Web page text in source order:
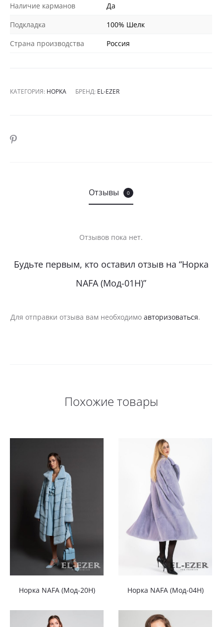
Наличие карманов
Да
Подкладка
100% Шелк
Страна производства
Россия
КАТЕГОРИЯ: НОРКА БРЕНД: EL-EZER
SHARE
Отзывы 0
О
ы
Отзывов пока нет.
Будьте первым, кто оставил отзыв на “Норка
NAFA (Мод-01Н)”
Для отправки отзыва вам необходимо авторизоваться.
Похожие товары
Норка NAFA (Мод-20Н) Норка NAFA (Мод-04Н)